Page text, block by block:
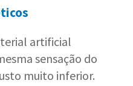
artificial
sensação do
muito inferior.